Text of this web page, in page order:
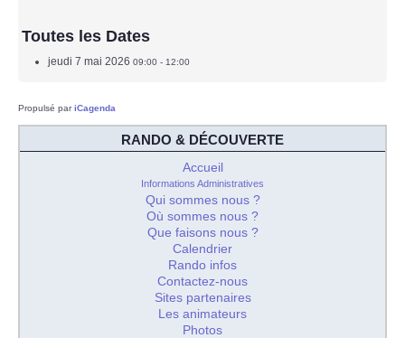
Toutes les Dates
jeudi 7 mai 2026 09:00 - 12:00
Propulsé pariCagenda
RANDO & DÉCOUVERTE
Accueil
Informations Administratives
Qui sommes nous ?
Où sommes nous ?
Que faisons nous ?
Calendrier
Rando infos
Contactez-nous
Sites partenaires
Les animateurs
Photos